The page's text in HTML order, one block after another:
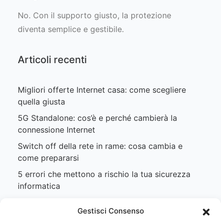
Gestisci Consenso
No. Con il supporto giusto, la protezione
diventa semplice e gestibile.
Articoli recenti
Migliori offerte Internet casa: come scegliere
quella giusta
5G Standalone: cos’è e perché cambierà la
connessione Internet
Switch off della rete in rame: cosa cambia e
come prepararsi
5 errori che mettono a rischio la tua sicurezza
informatica